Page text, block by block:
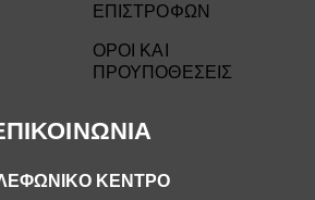
ΚΕΝΤΡΟ
ΕΠΙΣΤΡΟΦΩΝ
ΟΡΟΙ ΚΑΙ
ΠΡΟΥΠΟΘΕΣΕΙΣ